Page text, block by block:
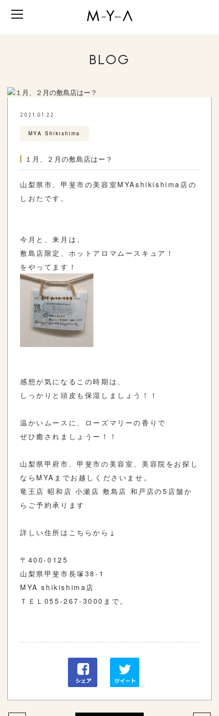
BLOG
2021.01.22
MYA Shikishima
１月、２月の敷島店はー？
山梨県市、甲斐市の美容室MYAshikishima店の
しおたです。
今月と、来月は、
敷島店限定、ホットアロマムースキュア！
をやってます！
感想が気になるこの時期は、
しっかりと頭皮も保湿しましょう！！
温かいムースに、ローズマリーの香りで
ぜひ癒されましょうー！！
山梨県甲府市、甲斐市の美容室、美容院をお探し
ならMYAまでお越しくださいませ。
竜王店 昭和店 小瀬店 敷島店 和戸店の5店舗か
らご予約承ります
詳しい住所はこちらから↓
〒400-0125
山梨県甲斐市長塚38-1
MYA shikishima店
ＴＥＬ055-267-3000まで。